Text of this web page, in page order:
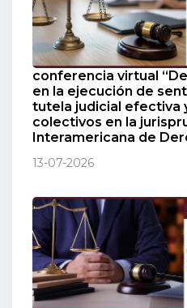
conferencia virtual
en la ejecución de
tutela judicial efectiva
colectivos en la
Interamericana de
13-07-2026